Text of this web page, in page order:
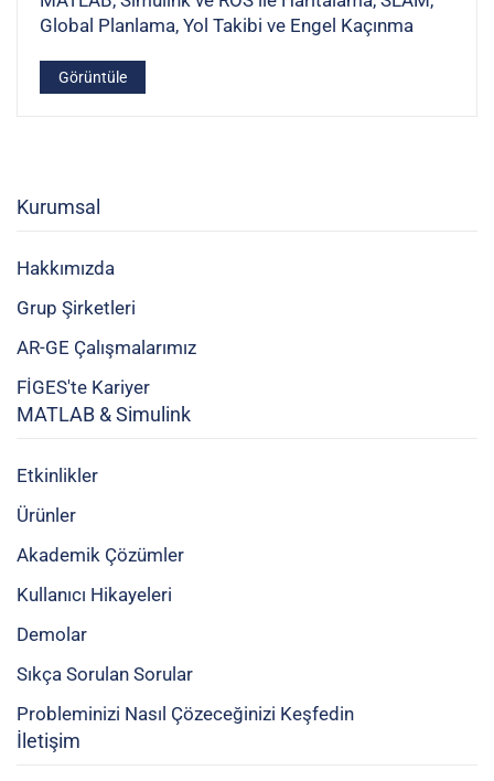
Global Planlama, Yol Takibi ve Engel Kaçınma
Görüntüle
Kurumsal
Hakkımızda
Grup Şirketleri
AR-GE Çalışmalarımız
FİGES'te Kariyer
MATLAB & Simulink
Etkinlikler
Ürünler
Akademik Çözümler
Kullanıcı Hikayeleri
Demolar
Sıkça Sorulan Sorular
Probleminizi Nasıl Çözeceğinizi Keşfedin
İletişim